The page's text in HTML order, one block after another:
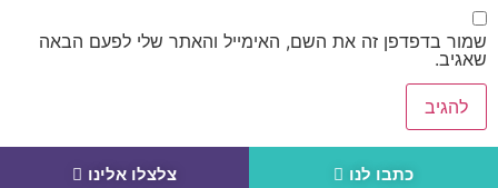
שמור בדפדפן זה את השם, האימייל והאתר שלי לפעם הבאה
שאגיב.
כתבו לנו צלצלו אלינו